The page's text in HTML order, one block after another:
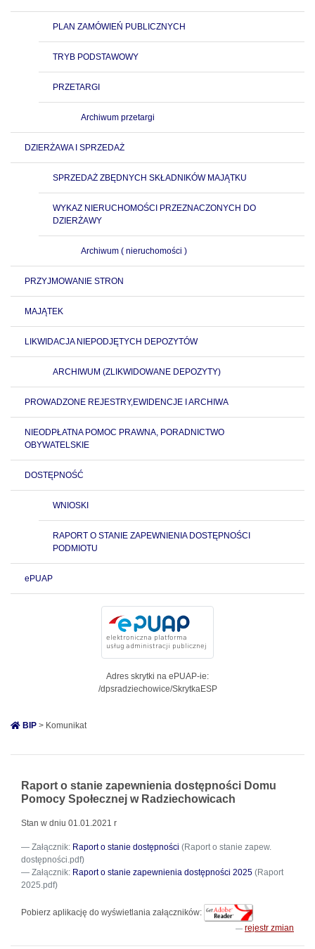
PLAN ZAMÓWIEŃ PUBLICZNYCH
TRYB PODSTAWOWY
PRZETARGI
Archiwum przetargi
DZIERŻAWA I SPRZEDAŻ
SPRZEDAŻ ZBĘDNYCH SKŁADNIKÓW MAJĄTKU
WYKAZ NIERUCHOMOŚCI PRZEZNACZONYCH DO
DZIERŻAWY
Archiwum ( nieruchomości )
PRZYJMOWANIE STRON
MAJĄTEK
LIKWIDACJA NIEPODJĘTYCH DEPOZYTÓW
ARCHIWUM (ZLIKWIDOWANE DEPOZYTY)
PROWADZONE REJESTRY,EWIDENCJE I ARCHIWA
NIEODPŁATNA POMOC PRAWNA, PORADNICTWO
OBYWATELSKIE
DOSTĘPNOŚĆ
WNIOSKI
RAPORT O STANIE ZAPEWNIENIA DOSTĘPNOŚCI
PODMIOTU
ePUAP
Adres skrytki na ePUAP-ie:
/dpsradziechowice/SkrytkaESP
BIP > Komunikat
Raport o stanie zapewnienia dostępności Domu
Pomocy Społecznej w Radziechowicach
Stan w dniu 01.01.2021 r
Załącznik: Raport o stanie dostępności (Raport o stanie zapew.
dostępności.pdf)
Załącznik: Raport o stanie zapewnienia dostępności 2025 (Raport
2025.pdf)
Pobierz aplikację do wyświetlania załączników:
rejestr zmian